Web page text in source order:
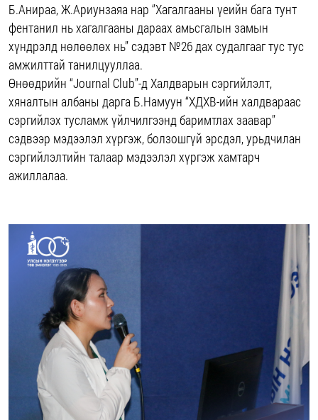
Б.Анираа, Ж.Ариунзаяа нар ‘’Хагалгааны үеийн бага тунт
фентанил нь хагалгааны дараах амьсгалын замын
хүндрэлд нөлөөлөх нь’’ сэдэвт №26 дах судалгааг тус тус
амжилттай танилцууллаа.
Өнөөдрийн “Journal Club”-д Халдварын сэргийлэлт,
хяналтын албаны дарга Б.Намуун “ХДХВ-ийн халдвараас
сэргийлэх тусламж үйлчилгээнд баримтлах заавар”
сэдвээр мэдээлэл хүргэж, болзошгүй эрсдэл, урьдчилан
сэргийлэлтийн талаар мэдээлэл хүргэж хамтарч
ажиллалаа.